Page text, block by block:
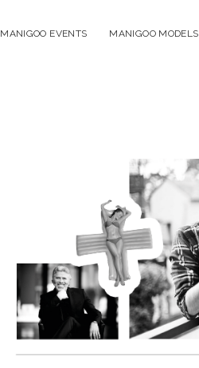
MANIGOO EVENTS MANIGOO MODELS